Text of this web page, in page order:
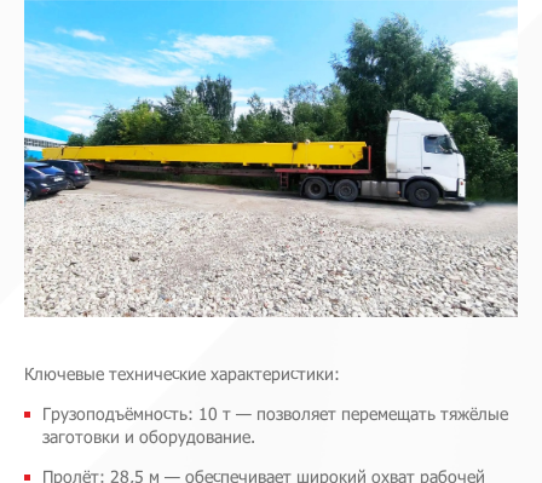
Ключевые технические характеристики:
Грузоподъёмность: 10 т — позволяет перемещать тяжёлые
заготовки и оборудование.
Пролёт: 28,5 м — обеспечивает широкий охват рабочей